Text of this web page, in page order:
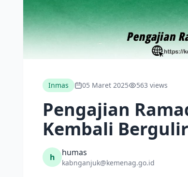
Inmas 05 Maret 2025 563 views
Pengajian
Kembali Bergulir
h humas
kabnganjuk@kemenag.go.id